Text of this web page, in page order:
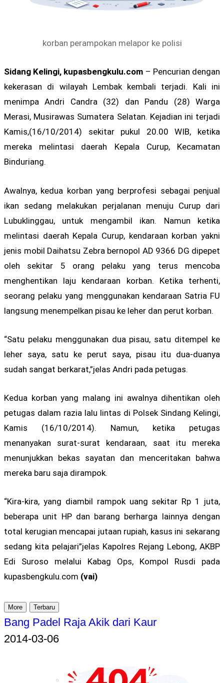
korban perampokan melapor ke polisi
Sidang Kelingi, kupasbengkulu.com – Pencurian dengan
kekerasan di wilayah Lembak kembali terjadi. Kali ini
menimpa Andri Candra (32) dan Pandu (28) Warga
Merasi, Musirawas Sumatera Selatan. Kejadian ini terjadi
Kamis,(16/10/2014) sekitar pukul 20.00 WIB, ketika
mereka melintasi daerah Kepala Curup, Kecamatan
Binduriang.
Awalnya, kedua korban yang berprofesi sebagai penjual
ikan sedang melakukan perjalanan menuju Curup dari
Lubuklinggau, untuk mengambil ikan. Namun ketika
melintasi daerah Kepala Curup, kendaraan korban yakni
jenis mobil Daihatsu Zebra bernopol AD 9366 DG dipepet
oleh sekitar 5 orang pelaku yang terus mencoba
menghentikan laju kendaraan korban. Ketika terhenti,
seorang pelaku yang menggunakan kendaraan Satria FU
langsung menempelkan pisau ke leher dan perut korban.
“Satu pelaku menggunakan dua pisau, satu ditempel ke
leher saya, satu ke perut saya, pisau itu dua-duanya
sudah sangat berkarat,”jelas Andri pada petugas.
Kedua korban yang malang ini awalnya dihentikan oleh
petugas dalam razia lalu lintas di Polsek Sindang Kelingi,
Kamis (16/10/2014). Namun, ketika petugas
menanyakan surat-surat kendaraan, saat itu mereka
menunjukkan bekas sayatan dan menceritakan bahwa
mereka baru saja dirampok.
“Kira-kira, yang diambil rampok uang sekitar Rp 1 juta,
beberapa unit HP dan barang berharga lainnya dengan
total kerugian mencapai jutaan rupiah, kasus ini sekarang
sedang kita pelajari”jelas Kapolres Rejang Lebong, AKBP
Edi Suroso melalui Kabag Ops, Kompol Rusdi pada
kupasbengkulu.com (vai)
More Terbaru
Bang Padel Raja Akik dari Kaur
2014-03-06